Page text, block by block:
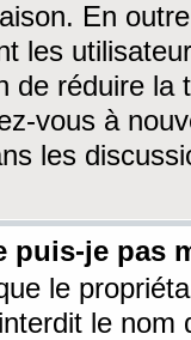
En
les
de réduire la
vous à
les
puis-je pas
le
le nom